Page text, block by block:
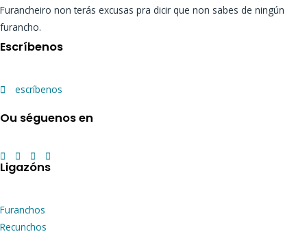
Furancheiro non terás excusas pra dicir que non sabes de ningún
furancho.
Escríbenos
escríbenos
Ou séguenos en
Ligazóns
Furanchos
Recunchos